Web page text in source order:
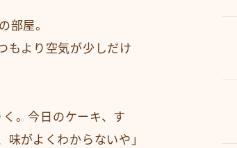
部屋。
もより空気が少しだけ
。今日のケーキ、す
がよくわからないや」